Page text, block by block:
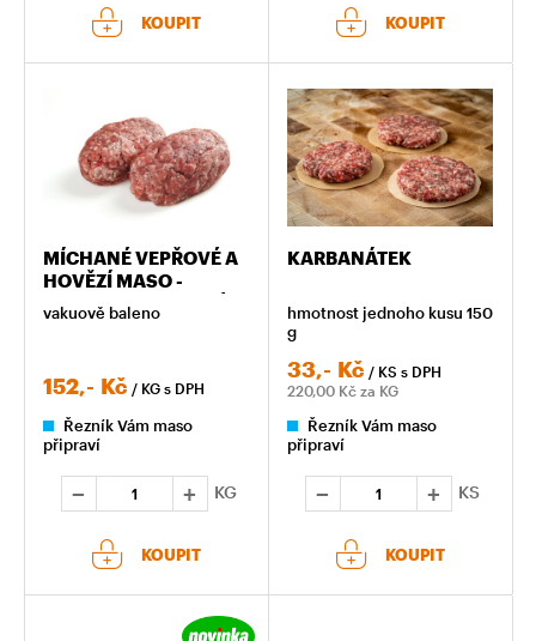
KOUPIT KOUPIT
MÍCHANÉ VEPŘOVÉ A
HOVĚZÍ MASO -
NAHRUBO NAMLETÉ A
OSOLENÉ
vakuově baleno
152,- Kč / KG s DPH
Řezník Vám maso
připraví
KG
KOUPIT
KARBANÁTEK
hmotnost jednoho kusu 150
g
33,- Kč / KS s DPH
220,00 Kč za KG
Řezník Vám maso
připraví
KS
KOUPIT